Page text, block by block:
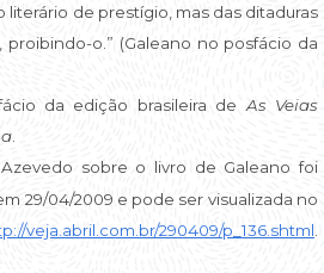
de prestígio, mas das ditaduras
proibindo-o.” (Galeano no posfácio da
da edição brasileira deAs Veias
.
sobre o livro de Galeano foi
29/04/2009 e pode ser visualizada no
veja.abril.com.br/290409/p_136.shtml